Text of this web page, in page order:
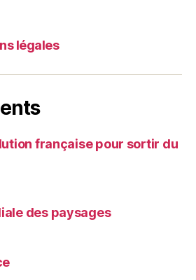
légales
française pour sortir du
des paysages